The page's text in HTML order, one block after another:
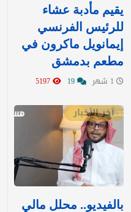
يقيم مأدبة عشاء
للرئيس الفرنسي
إيمانويل ماكرون في
مطعم بدمشق
آخر الأخبار
بالفيديو.. محلل مالي